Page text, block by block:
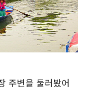
주변을 둘러봤어